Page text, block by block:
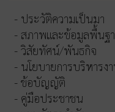
- ประวัติความเป็นมา
- สภาพและข้อมูลพื้นฐ
- วิสัยทัศน์/พันธกิจ
- นโยบายการบริหารง
- ข้อบัญญัติ
- คู่มือประชาชน